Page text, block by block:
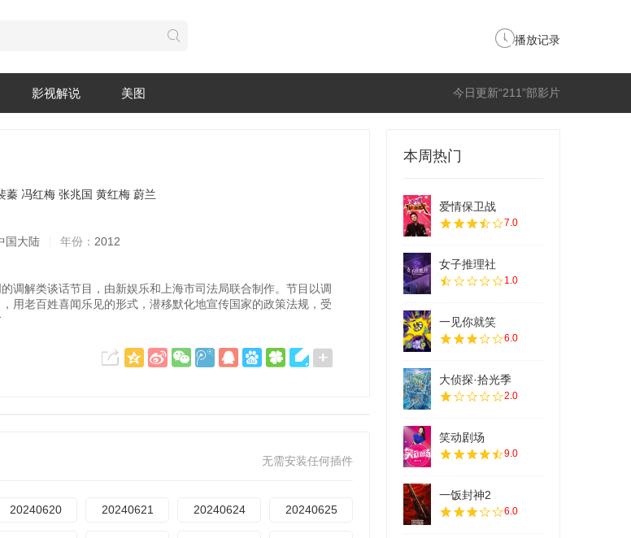
播放记录
今日更新“211”部影片
影视解说 美图
蓁 冯红梅 张兆国 黄红梅 蔚兰
国大陆 年份： 2012
调解类谈话节目，由新娱乐和上海市司法局联合制作。节目以调
用老百姓喜闻乐见的形式，潜移默化地宣传国家的政策法规，受
无需安装任何插件
20240620 20240621 20240624 20240625
本周热门
爱情保卫战
7.0
女子推理社
1.0
一见你就笑
6.0
大侦探·拾光季
2.0
笑动剧场
9.0
一饭封神2
6.0